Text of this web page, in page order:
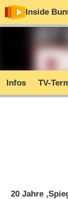
Inside
Infos TV-
20 Jahre